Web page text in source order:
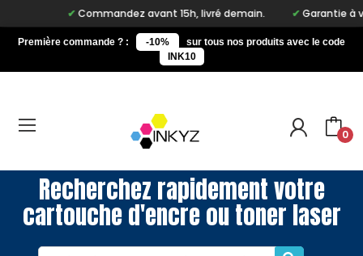
Commandez avant 15h, livré demain. Garantie à vie
Première commande ? : -10%
sur tous nos produits avec le code
INK10
0
Recherchez rapidement votre
cartouche d'encre ou toner laser